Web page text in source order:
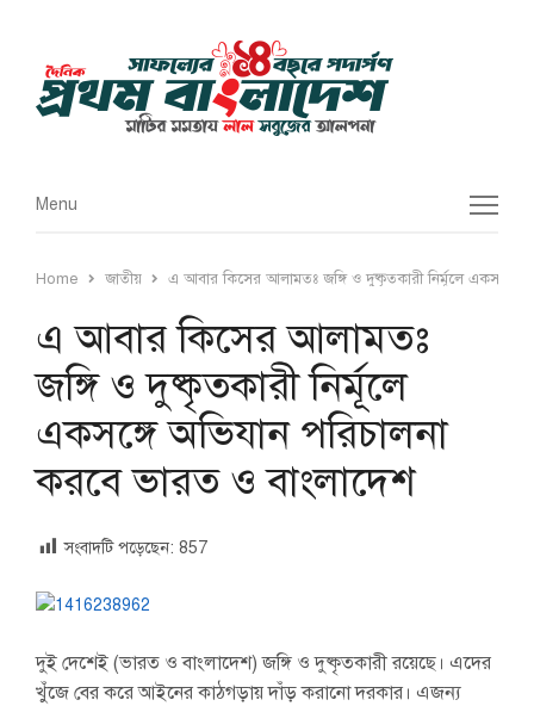
Menu
Menu
Home জাতীয় এ আবার কিসের আলামতঃ জঙ্গি ও দুষ্কৃতকারী নির্মূলে একসঙ্গে
এ আবার কিসের আলামতঃ
জঙ্গি ও দুষ্কৃতকারী নির্মূলে
একসঙ্গে অভিযান পরিচালনা
করবে ভারত ও বাংলাদেশ
সংবাদটি পড়েছেন: 857
দুই দেশেই (ভারত ও বাংলাদেশ) জঙ্গি ও দুষ্কৃতকারী রয়েছে। এদের
খুঁজে বের করে আইনের কাঠগড়ায় দাঁড় করানো দরকার। এজন্য